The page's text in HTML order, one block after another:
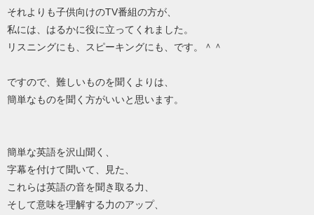
それよりも子供向けのTV番組の方が、
私には、はるかに役に立ってくれました。
リスニングにも、スピーキングにも、です。＾＾
ですので、難しいものを聞くよりは、
簡単なものを聞く方がいいと思います。
簡単な英語を沢山聞く、
字幕を付けて聞いて、見た、
これらは英語の音を聞き取る力、
そして意味を理解する力のアップ、